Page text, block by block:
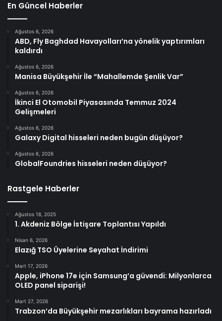
En Güncel Haberler
Ağustos 6, 2026
ABD, Fly Baghdad Havayolları’na yönelik yaptırımları
kaldırdı
Ağustos 6, 2026
Manisa Büyükşehir İle “Mahallemde Şenlik Var”
Ağustos 6, 2026
İkinci El Otomobil Piyasasında Temmuz 2024
Gelişmeleri
Ağustos 6, 2026
Galaxy Digital hisseleri neden bugün düşüyor?
Ağustos 6, 2026
GlobalFoundries hisseleri neden düşüyor?
Rastgele Haberler
Ağustos 18, 2025
1. Akdeniz Bölge İstişare Toplantısı Yapıldı
Nisan 6, 2026
Elazığ TSO Üyelerine Seyahat İndirimi
Mart 17, 2026
Apple, iPhone 17e için Samsung’a güvendi: Milyonlarca
OLED panel siparişi!
Mart 27, 2026
Trabzon’da Büyükşehir mezarlıkları bayrama hazırladı